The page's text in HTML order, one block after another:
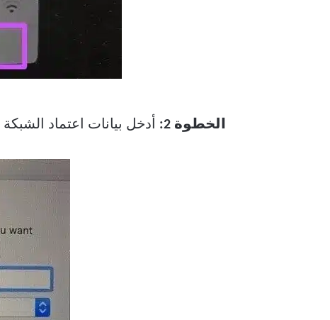
الخطوة 2: أدخل بيانات اعتماد الشبكة